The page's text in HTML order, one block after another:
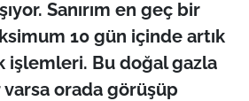
Sanırım en geç bir
10 gün içinde artık
işlemleri. Bu doğal gazla
varsa orada görüşüp